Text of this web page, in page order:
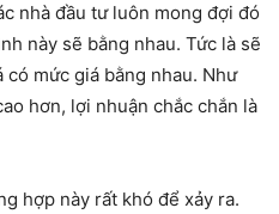
nhà đầu tư luôn mong đợi đó
này sẽ bằng nhau. Tức là sẽ
mức giá bằng nhau. Như
hơn, lợi nhuận chắc chắn là
hợp này rất khó để xảy ra.